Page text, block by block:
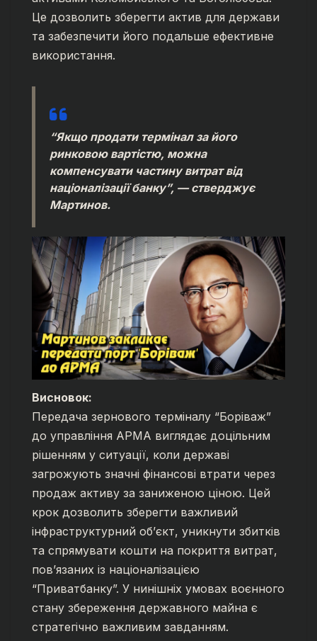
Це дозволить зберегти актив для держави
та забезпечити його подальше ефективне
використання.
“Якщо продати термінал за його
ринковою вартістю, можна
компенсувати частину витрат від
націоналізації банку”, — стверджує
Мартинов.
Висновок:
Передача зернового терміналу “Боріваж”
до управління АРМА виглядає доцільним
рішенням у ситуації, коли державі
загрожують значні фінансові втрати через
продаж активу за заниженою ціною. Цей
крок дозволить зберегти важливий
інфраструктурний об’єкт, уникнути збитків
та спрямувати кошти на покриття витрат,
пов’язаних із націоналізацією
“Приватбанку”. У нинішніх умовах воєнного
стану збереження державного майна є
стратегічно важливим завданням.